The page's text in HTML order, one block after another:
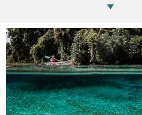
populaires, générosité d’un peuple et